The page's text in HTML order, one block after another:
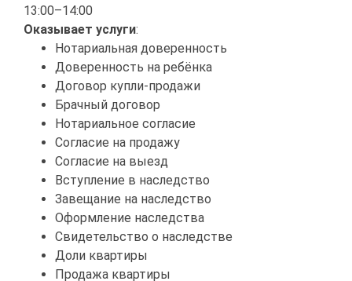
13:00–14:00
Оказывает услуги:
Нотариальная доверенность
Доверенность на ребёнка
Договор купли-продажи
Брачный договор
Нотариальное согласие
Согласие на продажу
Согласие на выезд
Вступление в наследство
Завещание на наследство
Оформление наследства
Свидетельство о наследстве
Доли квартиры
Продажа квартиры